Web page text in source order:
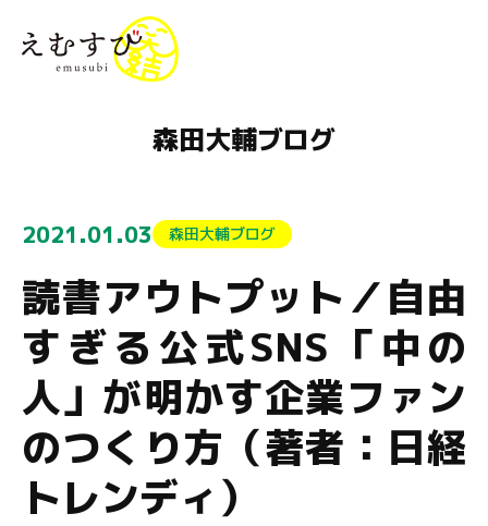
森田大輔ブログ
2021.01.03 森田大輔ブログ
読書アウトプット／自由
すぎる公式SNS「中の
人」が明かす企業ファン
のつくり方（著者：日経
トレンディ）